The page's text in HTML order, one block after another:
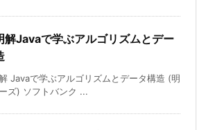
解Javaで学ぶアルゴリズムとデー
Javaで学ぶアルゴリズムとデータ構造 (明
ズ) ソフトバンク ...